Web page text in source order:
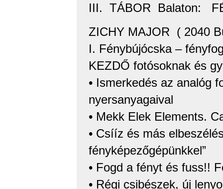
III. TÁBOR Balaton:
ZICHY MAJOR ( 2040
I. Fénybújócska –
KEZDŐ fotósoknak és
• Ismerkedés az analóg
nyersanyagaival
• Mekk Elek Elements.
• Csííz és más
fényképezőgépünkkel”
• Fogd a fényt és fuss!!
• Régi csibészek, új